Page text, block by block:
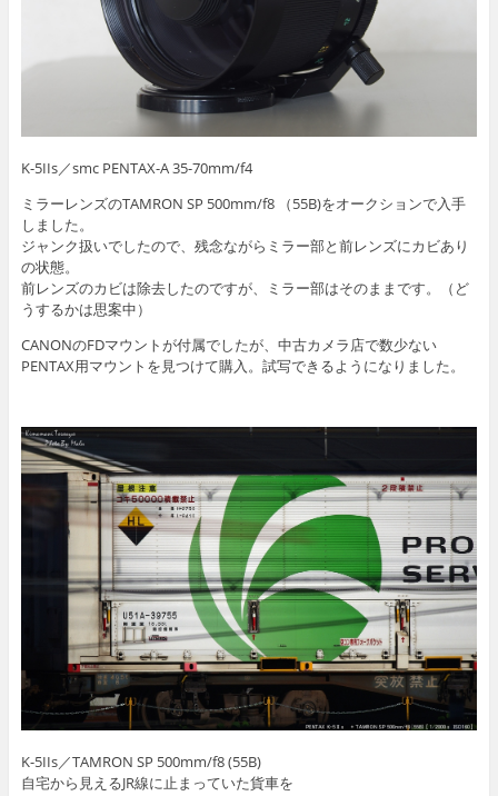
K-5IIs／smc PENTAX-A 35-70mm/f4
ミラーレンズのTAMRON SP 500mm/f8 （55B)をオークションで入手
しました。
ジャンク扱いでしたので、残念ながらミラー部と前レンズにカビあり
の状態。
前レンズのカビは除去したのですが、ミラー部はそのままです。（ど
うするかは思案中）
CANONのFDマウントが付属でしたが、中古カメラ店で数少ない
PENTAX用マウントを見つけて購入。試写できるようになりました。
K-5IIs／TAMRON SP 500mm/f8 (55B)
自宅から見えるJR線に止まっていた貨車を